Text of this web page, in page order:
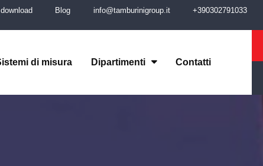
Blog info@tamburinigroup.it +390302791033
di misura Dipartimenti Contatti